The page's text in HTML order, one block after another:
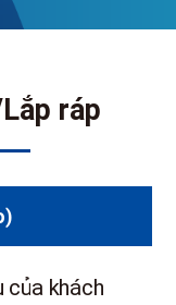
ráp
của khách